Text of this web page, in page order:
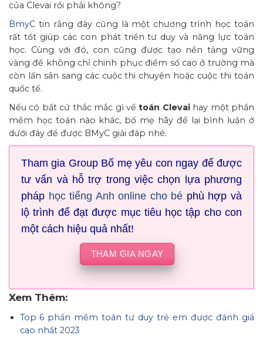
của Clevai rồi phải không?
BmyC tin rằng đây cũng là một chương trình học toán
rất tốt giúp các con phát triển tư duy và năng lực toán
học. Cùng với đó, con cũng được tạo nền tảng vững
vàng để không chỉ chinh phục điểm số cao ở trường mà
còn lấn sân sang các cuộc thi chuyên hoặc cuộc thi toán
quốc tế.
Nếu có bất cứ thắc mắc gì về toán Clevaihay một phần
mềm học toán nào khác, bố mẹ hãy để lại bình luận ở
dưới đây để được BMyC giải đáp nhé.
Tham gia Group Bố mẹ yêu con ngay để được
tư vấn và hỗ trợ trong việc chọn lựa phương
pháp học tiếng Anh online cho bé phù hợp và
lộ trình để đạt được mục tiêu học tập cho con
một cách hiệu quả nhất!
THAM GIA NGAY
Xem Thêm:
Top 6 phần mềm toán tư duy trẻ em được đánh giá
cao nhất 2023